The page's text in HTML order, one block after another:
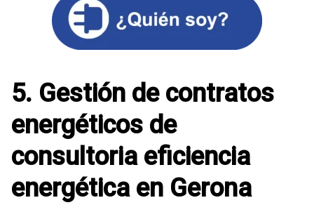
5. Gestión de contratos
energéticos de
consultoria eficiencia
energética en Gerona